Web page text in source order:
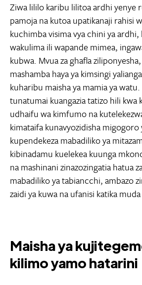
Ziwa lililo karibu lilitoa ardhi yenye
pamoja na kutoa upatikanaji rahisi
kuchimba visima vya chini ya ardhi,
wakulima ili wapande mimea,
kubwa. Mvua za ghafla
mashamba haya ya kimsingi
kuharibu maisha ya mamia ya
tunatumai kuangazia tatizo hili kwa
udhaifu wa kimfumo na
kimataifa kunavyozidisha migogoro
kupendekeza mabadiliko ya
kibinadamu kuelekea kuunga
na mashinani zinazozingatia hatua
mabadiliko ya tabiancchi, ambazo
zaidi ya kuwa na ufanisi katika
Maisha ya
kilimo yamo hatarini